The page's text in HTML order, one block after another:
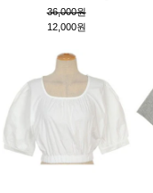
36,000원
12,000원